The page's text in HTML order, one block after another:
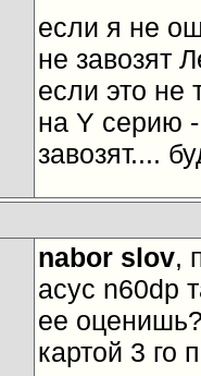
если я не
не завозят
если это не
на Y серию
завозят....
nabor slov,
асус n60dp
ее
картой 3 го